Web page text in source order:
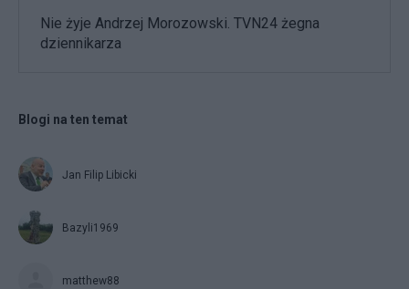
Nie żyje Andrzej Morozowski. TVN24 żegna
dziennikarza
Blogi na ten temat
Jan Filip Libicki
Bazyli1969
matthew88